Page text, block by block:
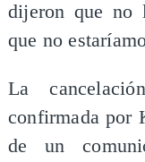
dijeron que no
que no
La
confirmada por
de un